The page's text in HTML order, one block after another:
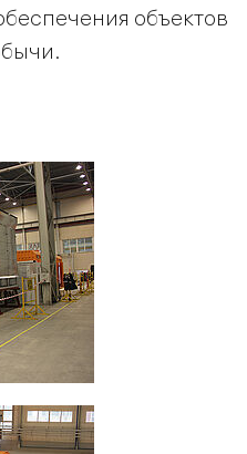
объектов